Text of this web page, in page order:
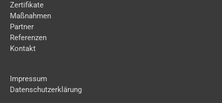
Zertifikate
Maßnahmen
Partner
Referenzen
Kontakt
Impressum
Datenschutzerklärung